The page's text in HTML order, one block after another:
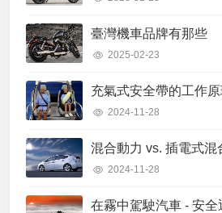
臺灣機車品牌有那些
2025-02-23
充氣式安全帶的工作原
2024-11-28
混合動力 vs. 插電式混
2024-11-28